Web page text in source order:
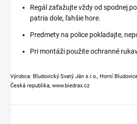
Regál zaťažujte vždy od spodnej
patria dole, ľahšie hore.
Predmety na police pokladajte,
Pri montáži použite ochranné
Výrobca: Bludovický Svatý Ján s.r.o., Horní
Česká republika, www.biedrax.cz